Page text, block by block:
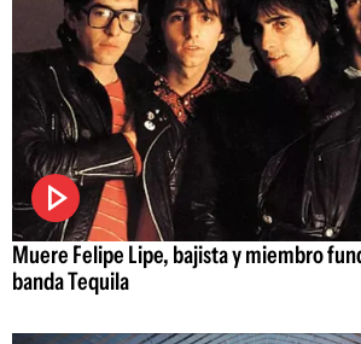
Muere Felipe Lipe, bajista y miembro
banda Tequila